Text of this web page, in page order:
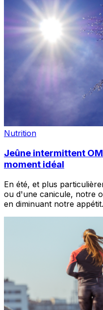
Nutrition
Jeûne intermittent
moment idéal
En été, et plus
ou d'une canicule, notre
en diminuant notre